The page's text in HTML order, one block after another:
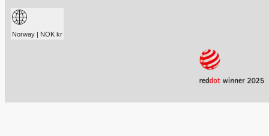
Norway | NOK kr